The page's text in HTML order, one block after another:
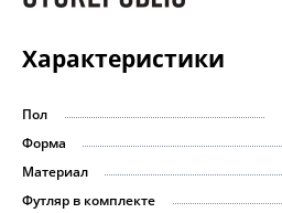
Характеристики
Пол
Форма
Материал
Футляр в комплекте